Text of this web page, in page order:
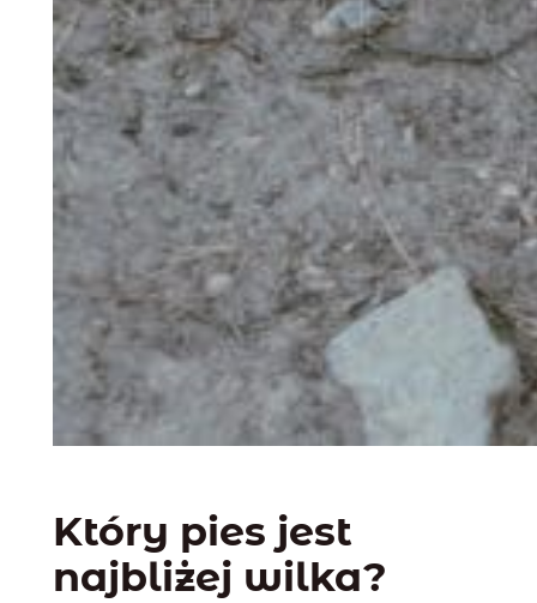
Który pies jest
najbliżej wilka?